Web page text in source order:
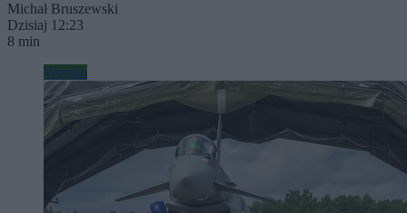
Michał Bruszewski
Dzisiaj 12:23
8 min
Wojsko